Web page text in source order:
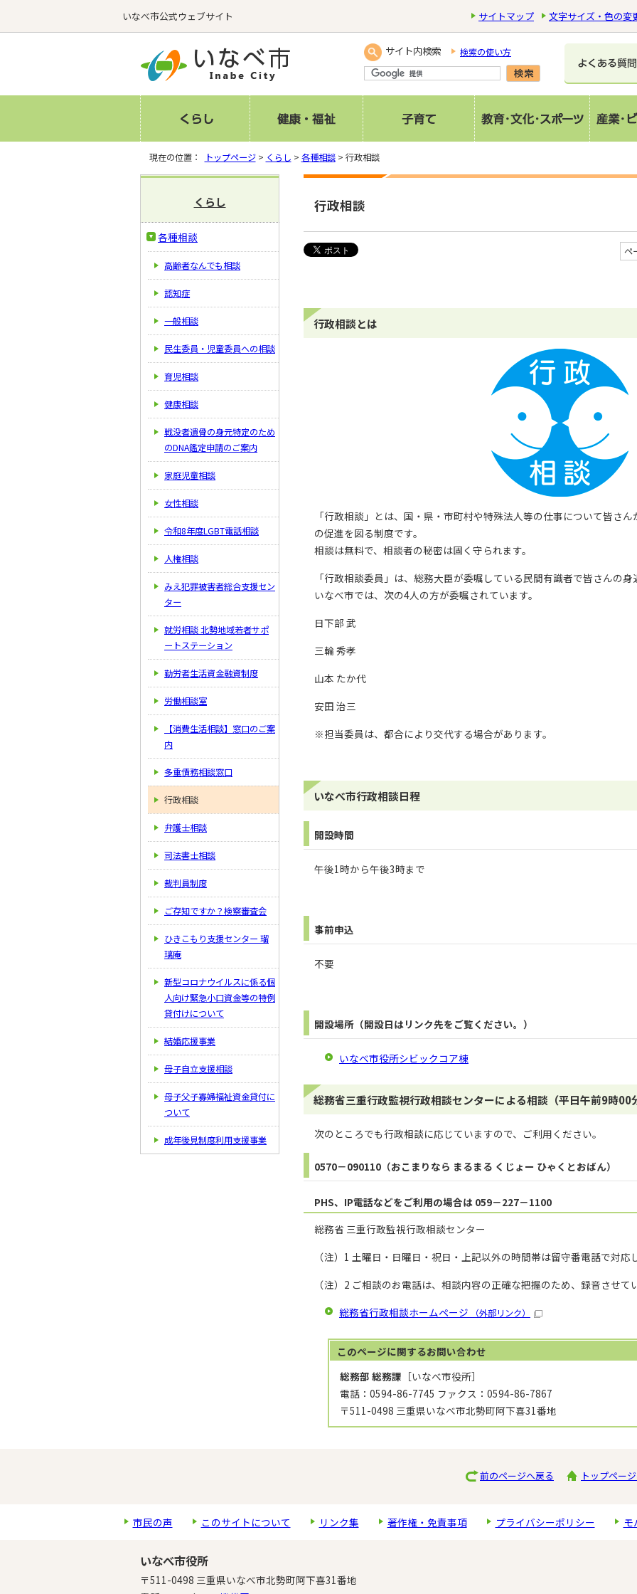
いなべ市公式ウェブサイト サイトマップ 文字サイズ・色の変
サイト内検索 検索の使い方
現在の位置： トップページ> くらし > 各種相談> 行政相談
行政相談
ペ
行政相談とは
「行政相談」とは、国・県・市町村や特殊法人等の仕事について皆さ
の促進を図る制度です。
相談は無料で、相談者の秘密は固く守られます。
「行政相談委員」は、総務大臣が委嘱している民間有識者で皆さんの身
いなべ市では、次の4人の方が委嘱されています。
日下部 武
三輪 秀孝
山本 たか代
安田 治三
※担当委員は、都合により交代する場合があります。
いなべ市行政相談日程
開設時間
午後1時から午後3時まで
事前申込
不要
開設場所（開設日はリンク先をご覧ください。）
いなべ市役所シビックコア棟
総務省三重行政監視行政相談センターによる相談（平日午前9時00
次のところでも行政相談に応じていますので、ご利用ください。
0570－090110（おこまりなら まるまる くじょー ひゃくとおばん）
PHS、IP電話などをご利用の場合は 059－227－1100
総務省 三重行政監視行政相談センター
（注）1 土曜日・日曜日・祝日・上記以外の時間帯は留守番電話で対応
（注）2 ご相談のお電話は、相談内容の正確な把握のため、録音させて
総務省行政相談ホームページ
（外部リンク）
このページに関するお問い合わせ
総務部 総務課 ［いなべ市役所］
電話：0594-86-7745 ファクス：0594-86-7867
〒511-0498 三重県いなべ市北勢町阿下喜31番地
くらし
各種相談
高齢者なんでも相談
認知症
一般相談
民生委員・児童委員への相談
育児相談
健康相談
戦没者遺骨の身元特定のため
のDNA鑑定申請のご案内
家庭児童相談
女性相談
令和8年度LGBT電話相談
人権相談
みえ犯罪被害者総合支援セン
ター
就労相談 北勢地域若者サポ
ートステーション
勤労者生活資金融資制度
労働相談室
【消費生活相談】窓口のご案
内
多重債務相談窓口
行政相談
弁護士相談
司法書士相談
裁判員制度
ご存知ですか？検察審査会
ひきこもり支援センター 瑠
璃庵
新型コロナウイルスに係る個
人向け緊急小口資金等の特例
貸付けについて
結婚応援事業
母子自立支援相談
母子父子寡婦福祉資金貸付に
ついて
成年後見制度利用支援事業
前のページへ戻る トップペー
市民の声 このサイトについて リンク集 著作権・免責事項 プライバシーポリシー モ
いなべ市役所
〒511-0498 三重県いなべ市北勢町阿下喜31番地